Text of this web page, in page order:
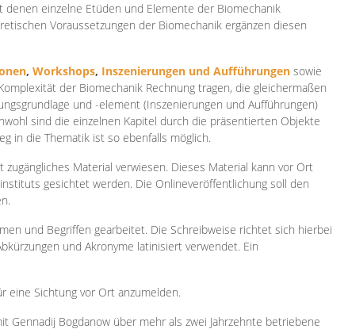
einzelne Etüden und Elemente der Biomechanik
Voraussetzungen der Biomechanik ergänzen diesen
, Workshops, Inszenierungen und Aufführungen sowie
der Biomechanik Rechnung tragen, die gleichermaßen
und -element (Inszenierungen und Aufführungen)
sind die einzelnen Kapitel durch die präsentierten Objekte
in die Thematik ist so ebenfalls möglich.
Material verwiesen. Dieses Material kann vor Ort
gesichtet werden. Die Onlineveröffentlichung soll den
und Begriffen gearbeitet. Die Schreibweise richtet sich hierbei
und Akronyme latinisiert verwendet. Ein
eine Sichtung vor Ort anzumelden.
Bogdanow über mehr als zwei Jahrzehnte betriebene